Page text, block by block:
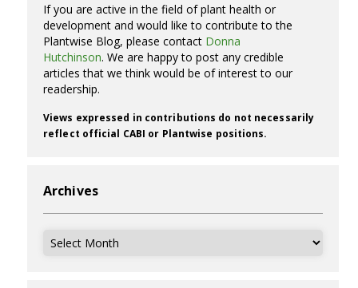
If you are active in the field of plant health or
development and would like to contribute to the
Plantwise Blog, please contact Donna
Hutchinson. We are happy to post any credible
articles that we think would be of interest to our
readership.
Views expressed in contributions do not necessarily
reflect official CABI or Plantwise positions.
Archives
Archives